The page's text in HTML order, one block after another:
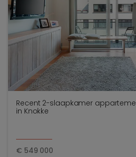
Recent 2-slaapkamer
in Knokke
€ 549 000